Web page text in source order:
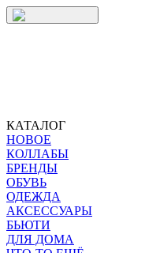
КАТАЛОГ
НОВОЕ
КОЛЛАБЫ
БРЕНДЫ
ОБУВЬ
ОДЕЖДА
АКСЕССУАРЫ
БЬЮТИ
ДЛЯ ДОМА